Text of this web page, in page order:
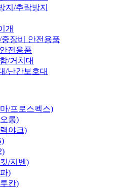
지/추락방지
개
중장비 안전용품
전용품
/거치대
/난간보호대
/프로스펙스)
롱)
야크)
/지벤)
)
칸)